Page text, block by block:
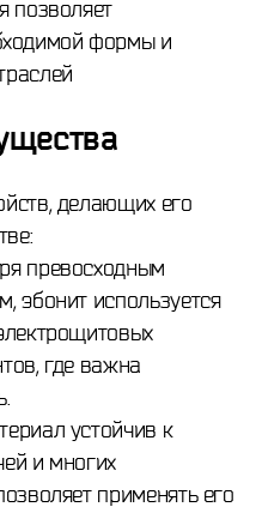
позволяет
формы и
делающих его
превосходным
эбонит используется
где важна
устойчив к
и многих
применять его